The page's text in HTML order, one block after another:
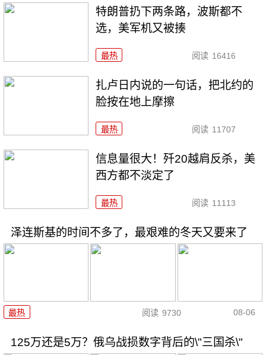
特朗普扔下两条路，波斯都不
选，美军机又被揍
最热 阅读 16416
扎卢日内说的一句话，把北约的
脸按在地上摩擦
最热 阅读 11707
信息量很大！歼20越肩反杀，美
西方都不淡定了
最热 阅读 11113
泽连斯基的时间不多了，最艰难的冬天又要来了
最热 阅读 9730 08-06
125万还是5万？俄乌战损数字背后的\"三国杀\"